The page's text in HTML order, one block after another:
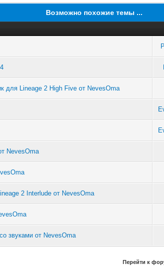
Возможно похожие темы ...
для Lineage 2 High Five от NevesOma
NevesOma
2 Interlude от NevesOma
звуками от NevesOma
Перейти к